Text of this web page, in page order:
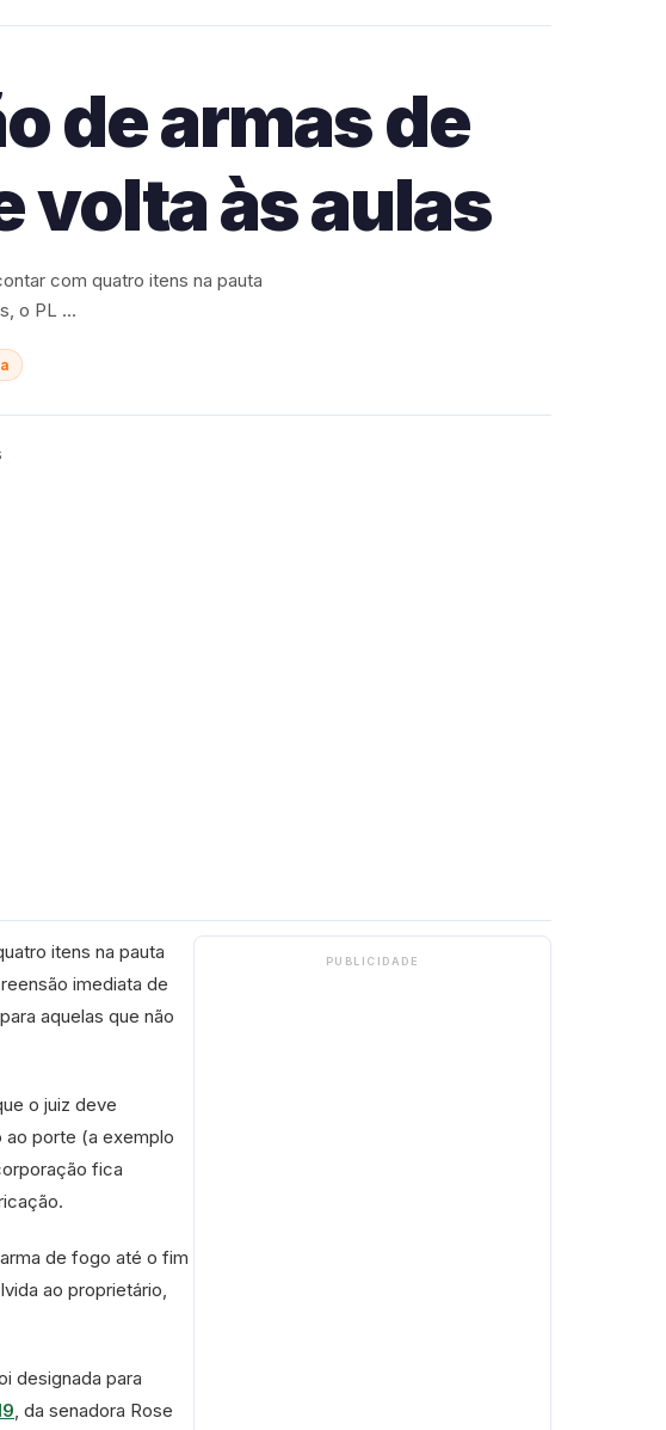
de armas de
volta às aulas
com quatro itens na pauta
o PL ...
itens na pauta
imediata de
aquelas que não
o juiz deve
ao porte (a exemplo
fica
de fogo até o fim
ao proprietário,
designada para
, da senadora Rose
PUBLICIDADE